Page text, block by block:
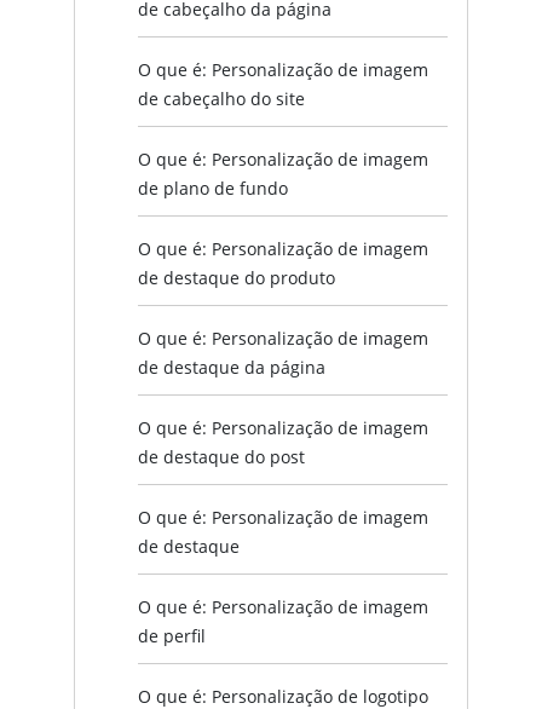
de cabeçalho da página
O que é: Personalização de imagem
de cabeçalho do site
O que é: Personalização de imagem
de plano de fundo
O que é: Personalização de imagem
de destaque do produto
O que é: Personalização de imagem
de destaque da página
O que é: Personalização de imagem
de destaque do post
O que é: Personalização de imagem
de destaque
O que é: Personalização de imagem
de perfil
O que é: Personalização de logotipo